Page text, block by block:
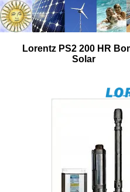
Energía Solar
Energía Solar
Lorentz PS2 200 HR
Solar